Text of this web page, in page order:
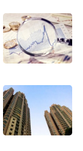
金分别为
万元。
742.20亿
银行、寒